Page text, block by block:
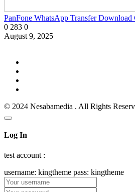
PanFone WhatsApp Transfer Download
0 283 0
August 9, 2025
© 2024 Nesabamedia . All Rights
Log In
test account :
username: kingtheme pass: kingtheme